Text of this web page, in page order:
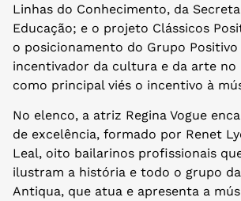
Linhas do Conhecimento, da
Educação; e o projeto Clássicos
o posicionamento do Grupo
incentivador da cultura e da arte no
como principal viés o incentivo à
No elenco, a atriz Regina Vogue
de excelência, formado por Renet
Leal, oito bailarinos profissionais
ilustram a história e todo o grupo
Antiqua, que atua e apresenta a